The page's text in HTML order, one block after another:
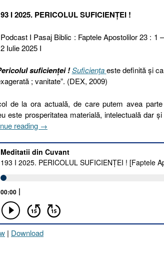
I 2025. PERICOLUL SUFICIENȚEI !
I Pasaj Biblic : Faptele Apostolilor 23 : 1
Iulie 2025 I
suficienței ! Suficiența este definită și
; vanitate”. (DEX, 2009)
de la ora actuală, de care putem avea
este prosperitatea materială, intelectuală dar
reading „193
2025.
PERICOLUL
SUFICIENȚEI
Apostolilor
23.1-
3]
12
→
| Download